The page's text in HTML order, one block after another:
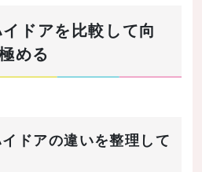
ドアを比較して向
める
ドアの違いを整理して